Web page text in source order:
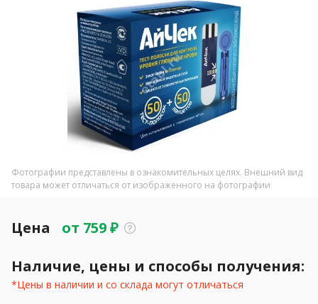
Фотографии представлены в ознакомительных целях. Внешний вид
товара может отличаться от изображенного на фотографии
Цена от 759₽
Наличие, цены и способы получения:
*Цены в наличии и со склада могут отличаться